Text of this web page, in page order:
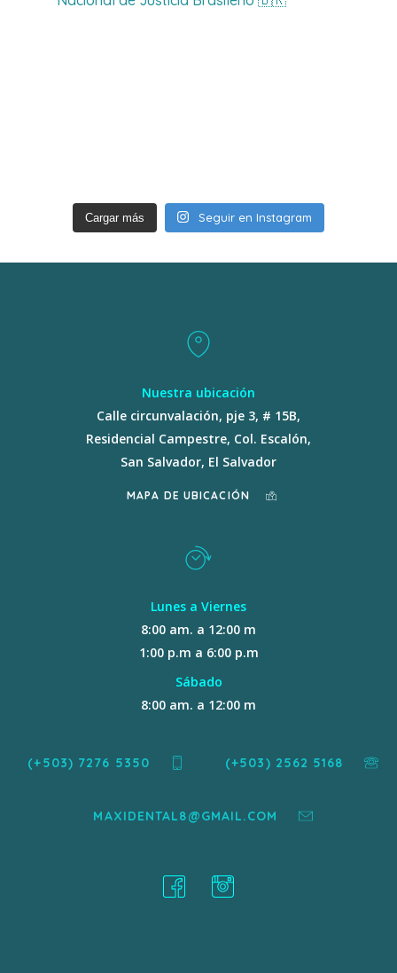
Cargar más Seguir en Instagram
Nuestra ubicación
Calle circunvalación, pje 3, # 15B,
Residencial Campestre, Col. Escalón,
San Salvador, El Salvador
MAPA DE UBICACIÓN
Lunes a Viernes
8:00 am. a 12:00 m
1:00 p.m a 6:00 p.m
Sábado
8:00 am. a 12:00 m
(+503) 7276 5350 (+503) 2562 5168
MAXIDENTAL8@GMAIL.COM